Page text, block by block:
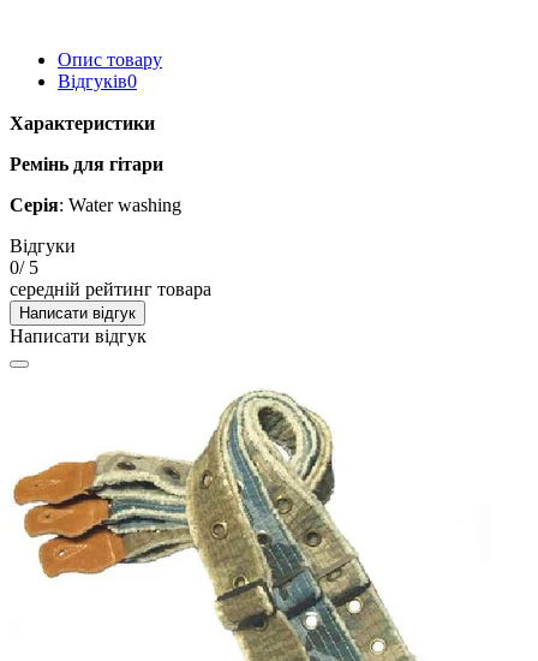
Опис товару
Відгуків0
Характеристики
Ремінь для гітари
Серія: Water washing
Відгуки
0/ 5
середній рейтинг товара
Написати відгук
Написати відгук